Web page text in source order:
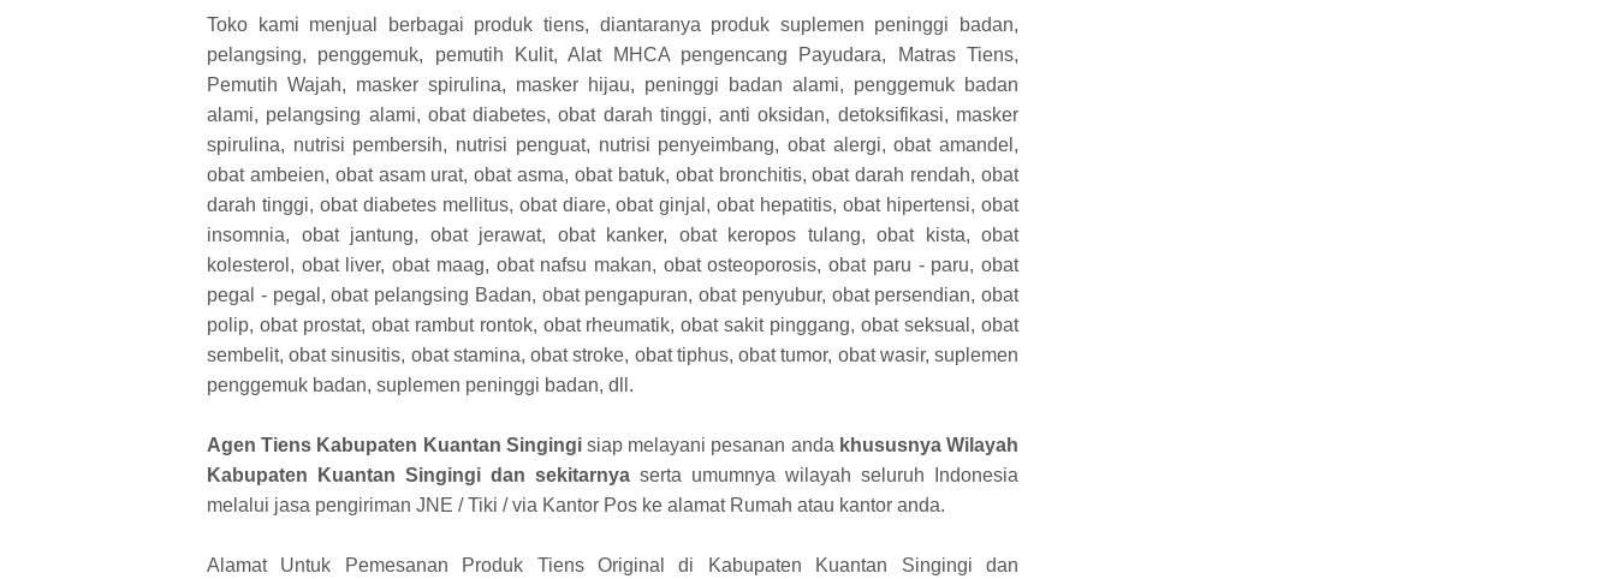
Toko kami menjual berbagai produk tiens, diantaranya produk suplemen peninggi badan,
pelangsing, penggemuk, pemutih Kulit, Alat MHCA pengencang Payudara, Matras Tiens,
Pemutih Wajah, masker spirulina, masker hijau, peninggi badan alami, penggemuk badan
alami, pelangsing alami, obat diabetes, obat darah tinggi, anti oksidan, detoksifikasi, masker
spirulina, nutrisi pembersih, nutrisi penguat, nutrisi penyeimbang, obat alergi, obat amandel,
obat ambeien, obat asam urat, obat asma, obat batuk, obat bronchitis, obat darah rendah, obat
darah tinggi, obat diabetes mellitus, obat diare, obat ginjal, obat hepatitis, obat hipertensi, obat
insomnia, obat jantung, obat jerawat, obat kanker, obat keropos tulang, obat kista, obat
kolesterol, obat liver, obat maag, obat nafsu makan, obat osteoporosis, obat paru - paru, obat
pegal - pegal, obat pelangsing Badan, obat pengapuran, obat penyubur, obat persendian, obat
polip, obat prostat, obat rambut rontok, obat rheumatik, obat sakit pinggang, obat seksual, obat
sembelit, obat sinusitis, obat stamina, obat stroke, obat tiphus, obat tumor, obat wasir, suplemen
penggemuk badan, suplemen peninggi badan, dll.
Agen Tiens Kabupaten Kuantan Singingisiap melayani pesanan anda khususnya Wilayah
Kabupaten Kuantan Singingi dan sekitarnya serta umumnya wilayah seluruh Indonesia
melalui jasa pengiriman JNE / Tiki / via Kantor Pos ke alamat Rumah atau kantor anda.
Alamat Untuk Pemesanan Produk Tiens Original di Kabupaten Kuantan Singingi dan